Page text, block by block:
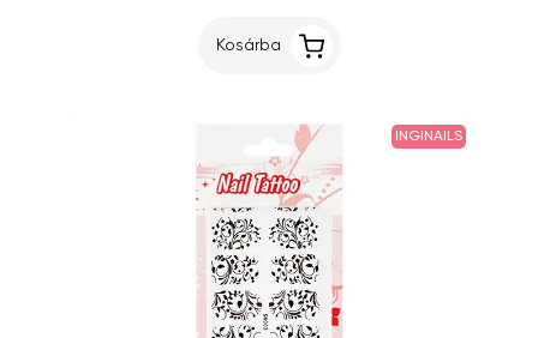
Kosárba
INGINAILS